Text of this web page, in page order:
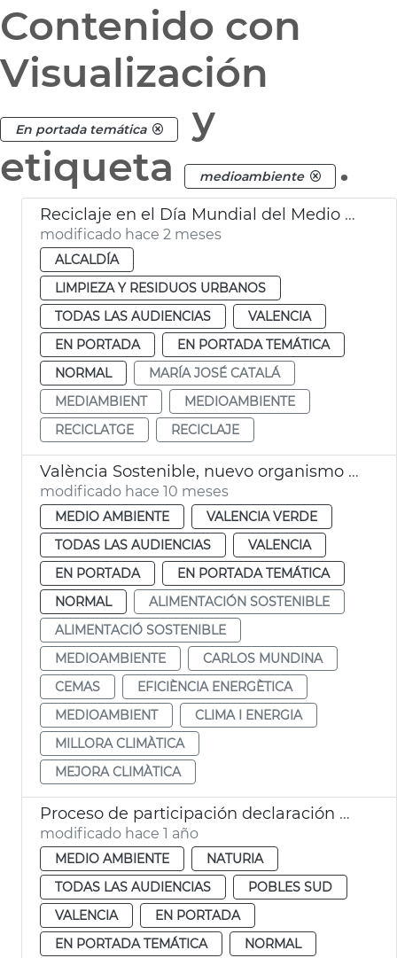
Contenido con
Visualización
En portada temática
y
etiqueta
medioambiente .
Reciclaje en el Día Mundial del Medio Ambiente València
modificado hace 2 meses
ALCALDÍA
LIMPIEZA Y RESIDUOS URBANOS
TODAS LAS AUDIENCIAS
VALENCIA
EN PORTADA
EN PORTADA TEMÁTICA
NORMAL
MARÍA JOSÉ CATALÁ
MEDIAMBIENT
MEDIOAMBIENTE
RECICLATGE
RECICLAJE
València Sostenible, nuevo organismo autónomo
modificado hace 10 meses
MEDIO AMBIENTE
VALENCIA VERDE
TODAS LAS AUDIENCIAS
VALENCIA
EN PORTADA
EN PORTADA TEMÁTICA
NORMAL
ALIMENTACIÓN SOSTENIBLE
ALIMENTACIÓ SOSTENIBLE
MEDIOAMBIENTE
CARLOS MUNDINA
CEMAS
EFICIÈNCIA ENERGÈTICA
MEDIOAMBIENT
CLIMA I ENERGIA
MILLORA CLIMÀTICA
MEJORA CLIMÀTICA
Proceso de participación declaración Albufera Reserva Biosfera
modificado hace 1 año
MEDIO AMBIENTE
NATURIA
TODAS LAS AUDIENCIAS
POBLES SUD
VALENCIA
EN PORTADA
EN PORTADA TEMÁTICA
NORMAL